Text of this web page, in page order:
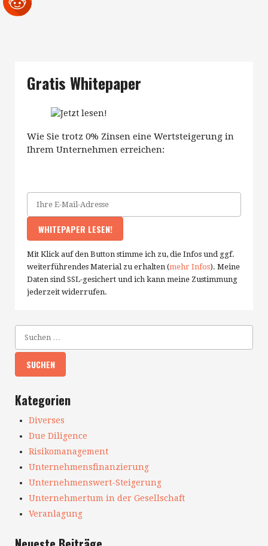
Gratis Whitepaper
Wie Sie trotz 0% Zinsen eine Wertsteigerung in
Ihrem Unternehmen erreichen:
Mit Klick auf den Button stimme ich zu, die Infos und ggf.
weiterführendes Material zu erhalten (mehr Infos). Meine
Daten sind SSL-gesichert und ich kann meine Zustimmung
jederzeit widerrufen.
Kategorien
Diverses
Due Diligence
Risikomanagement
Unternehmensfinanzierung
Unternehmenswert-Steigerung
Unternehmertum in der Gesellschaft
Veranlagung